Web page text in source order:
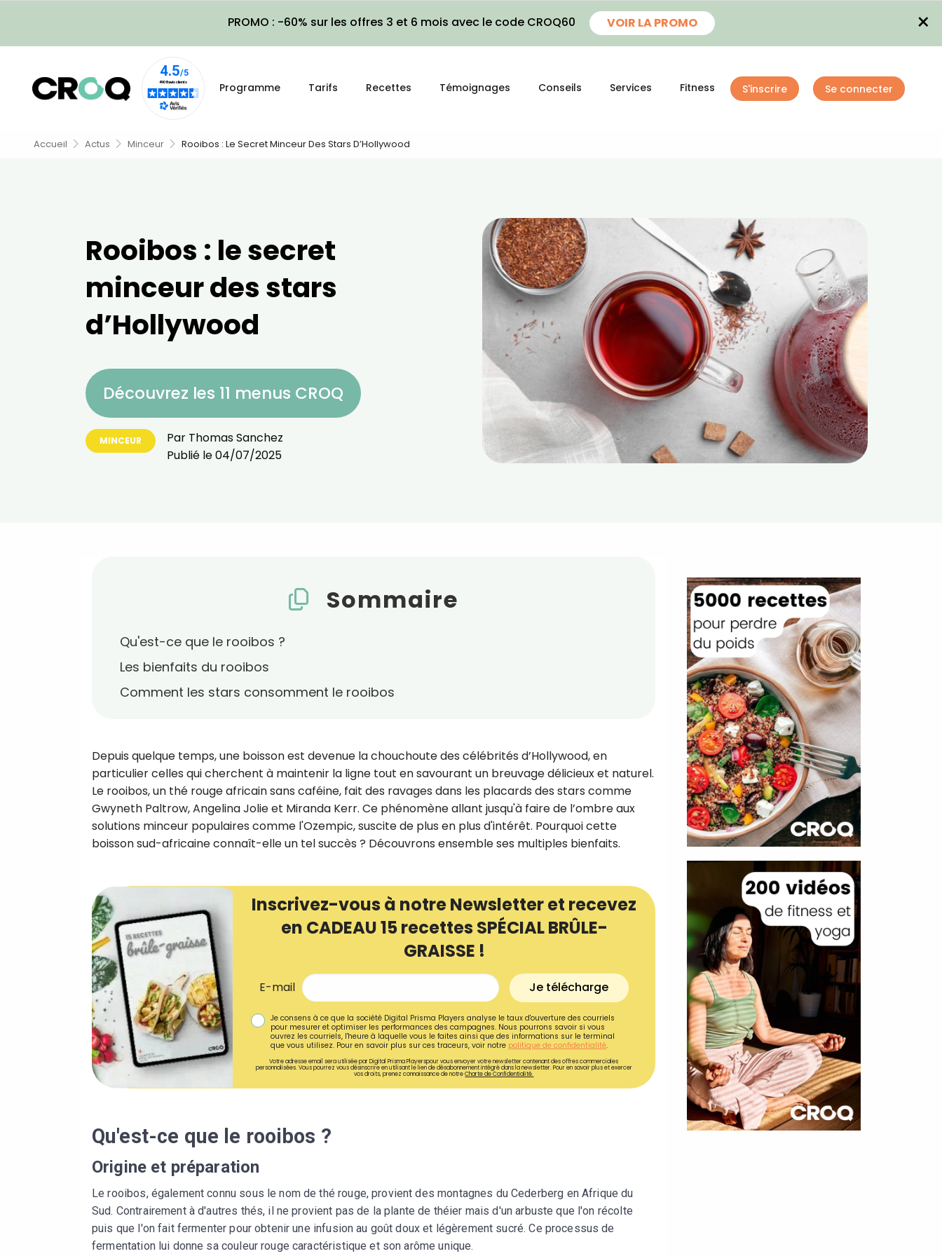
PROMO : -60% sur les offres 3 et 6 mois avec le code CROQ60 VOIR LA PROMO ×
Programme Tarifs Recettes Témoignages Conseils Services Fitness S'inscrire Se connecter
Accueil Actus Minceur Rooibos : Le Secret Minceur Des Stars D’Hollywood
Rooibos : le secret
minceur des stars
d’Hollywood
Découvrez les 11 menus CROQ
MINCEUR Par Thomas Sanchez
Publié le04/07/2025
Sommaire
Qu'est-ce que le rooibos ?
Les bienfaits du rooibos
Comment les stars consomment le rooibos
Depuis quelque temps, une boisson est devenue la chouchoute des célébrités d’Hollywood, en
particulier celles qui cherchent à maintenir la ligne tout en savourant un breuvage délicieux et naturel.
Le rooibos, un thé rouge africain sans caféine, fait des ravages dans les placards des stars comme
Gwyneth Paltrow, Angelina Jolie et Miranda Kerr. Ce phénomène allant jusqu'à faire de l’ombre aux
solutions minceur populaires comme l'Ozempic, suscite de plus en plus d'intérêt. Pourquoi cette
boisson sud-africaine connaît-elle un tel succès ? Découvrons ensemble ses multiples bienfaits.
Inscrivez-vous à notre Newsletter et recevez
en CADEAU 15 recettes SPÉCIAL BRÛLE-
GRAISSE !
E-mail Je télécharge
Je consens à ce que la société Digital Prisma Players analyse le taux d'ouverture des courriels
pour mesurer et optimiser les performances des campagnes. Nous pourrons savoir si vous
ouvrez les courriels, l'heure à laquelle vous le faites ainsi que des informations sur le terminal
que vous utilisez. Pour en savoir plus sur ces traceurs, voir notre politique de confidentialité.
Votre adresse email sera utilisée par Digital Prisma Playerspour vous envoyer votre newsletter contenant des offres commerciales
personnalisées. Vous pourrez vous désinscrire en utilisant le lien de désabonnement intégré dans la newsletter. Pour en savoir plus et exercer
vos droits, prenez connaissance de notreCharte de Confidentialité.
Qu'est-ce que le rooibos ?
Origine et préparation
Le rooibos, également connu sous le nom de thé rouge, provient des montagnes du Cederberg en Afrique du
Sud. Contrairement à d'autres thés, il ne provient pas de la plante de théier mais d'un arbuste que l'on récolte
puis que l'on fait fermenter pour obtenir une infusion au goût doux et légèrement sucré. Ce processus de
fermentation lui donne sa couleur rouge caractéristique et son arôme unique.
recettes inédites de CROQ
!
Ainsi que la newsletter promotionnelle de